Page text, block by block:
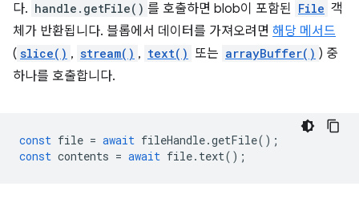
다. handle.getFile() 를 호출하면 blob이 포함된 File 객
체가 반환됩니다. 블롭에서 데이터를 가져오려면 해당 메서드
( slice() , stream() , text() 또는 arrayBuffer() ) 중
하나를 호출합니다.
const file = await fileHandle.getFile();
const contents = await file. text();